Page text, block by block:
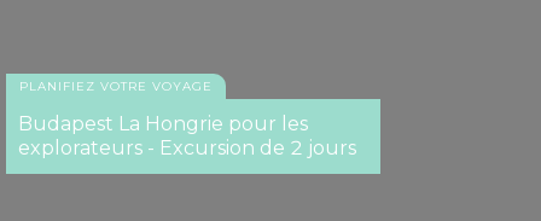
PLANIFIEZ VOTRE VOYAGE
Budapest La Hongrie pour les
explorateurs - Excursion de 2 jours